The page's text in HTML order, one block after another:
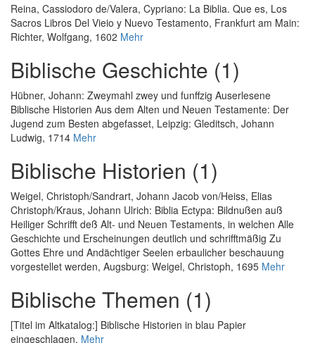
Reina, Cassiodoro de/Valera, Cypriano: La Biblia. Que es, Los
Sacros Libros Del Vieio y Nuevo Testamento, Frankfurt am Main:
Richter, Wolfgang, 1602 Mehr
Biblische Geschichte (1)
Hübner, Johann: Zweymahl zwey und funffzig Auserlesene
Biblische Historien Aus dem Alten und Neuen Testamente: Der
Jugend zum Besten abgefasset, Leipzig: Gleditsch, Johann
Ludwig, 1714 Mehr
Biblische Historien (1)
Weigel, Christoph/Sandrart, Johann Jacob von/Heiss, Elias
Christoph/Kraus, Johann Ulrich: Biblia Ectypa: Bildnußen auß
Heiliger Schrifft deß Alt- und Neuen Testaments, in welchen Alle
Geschichte und Erscheinungen deutlich und schrifftmäßig Zu
Gottes Ehre und Andächtiger Seelen erbaulicher beschauung
vorgestellet werden, Augsburg: Weigel, Christoph, 1695 Mehr
Biblische Themen (1)
[Titel im Altkatalog:] Biblische Historien in blau Papier
eingeschlagen. Mehr